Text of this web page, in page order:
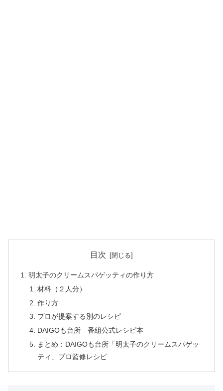
目次
明太子のクリームスパゲッティの作り方
材料（２人分）
作り方
プロが提案する別のレシピ
DAIGOも台所 番組公式レシピ本
まとめ：DAIGOも台所「明太子のクリームスパゲッ
ティ」プロ監修レシピ